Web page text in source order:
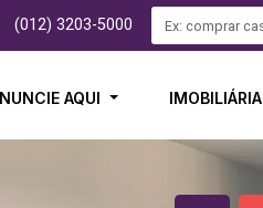
(012) 3203-5000
AQUI IMOBILIÁRIA